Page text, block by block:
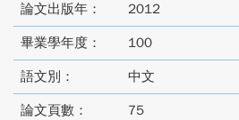
論文出版年： 2012
畢業學年度： 100
語文別： 中文
論文頁數： 75